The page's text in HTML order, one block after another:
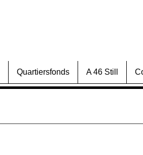
Quartiersfonds A 46 Still